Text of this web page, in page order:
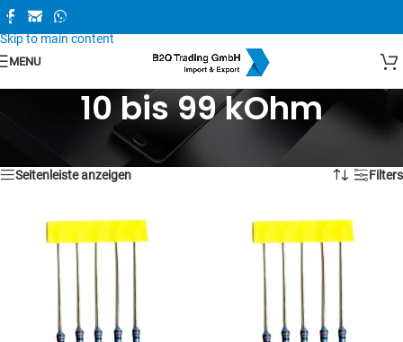
Skip to navigation
Skip to main content
MENU
10 bis 99 kOhm
Alle 2 Ergebnisse werden angezeigt
Seitenleiste anzeigen Filters